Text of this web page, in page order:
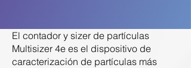
El contador y sizer de partículas
Multisizer 4e es el dispositivo de
caracterización de partículas más